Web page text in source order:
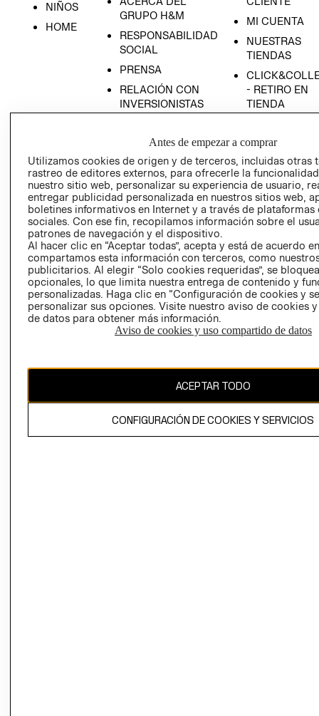
NIÑOS
HOME
GRUPO H&M
RESPONSABILIDAD
SOCIAL
PRENSA
RELACIÓN CON
INVERSIONISTAS
EMPRESARIAL
MI CUENTA
NUESTRAS
TIENDAS
- RETIRO EN
TIENDA
CONDICIONES
AVISO DE
PRIVACIDAD
GIFT CARD
AVISO DE
COOKIES
Chile ($)
El contenido de esta página web está protegido por copyright y es
propiedad de H&M Hennes & Mauritz AB.
Antes de empezar a comprar
Utilizamos cookies de origen y de terceros, incluidas otras
rastreo de editores externos, para ofrecerle la
nuestro sitio web, personalizar su experiencia de usuario,
entregar publicidad personalizada en nuestros sitios web,
boletines informativos en Internet y a través de plataformas
sociales. Con ese fin, recopilamos información sobre el
patrones de navegación y el dispositivo.
Al hacer clic en “Aceptar todas”, acepta y está de acuerdo
compartamos esta información con terceros, como
publicitarios. Al elegir “Solo cookies requeridas”, se
opcionales, lo que limita nuestra entrega de contenido y
personalizadas. Haga clic en “Configuración de cookies y
personalizar sus opciones. Visite nuestro aviso de cookies
de datos para obtener más información.
Aviso de cookies y uso compartido de datos
ACEPTAR TODO
CONFIGURACIÓN DE COOKIES Y SERVICIOS